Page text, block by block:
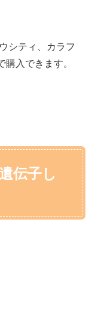
シティ、カラフ
入できます。
伝子し